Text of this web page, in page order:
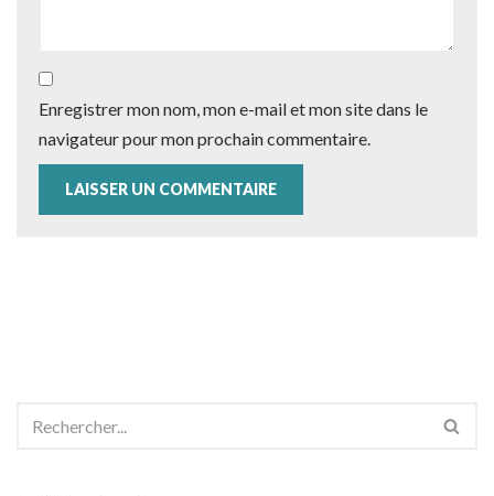
Enregistrer mon nom, mon e-mail et mon site dans le
navigateur pour mon prochain commentaire.